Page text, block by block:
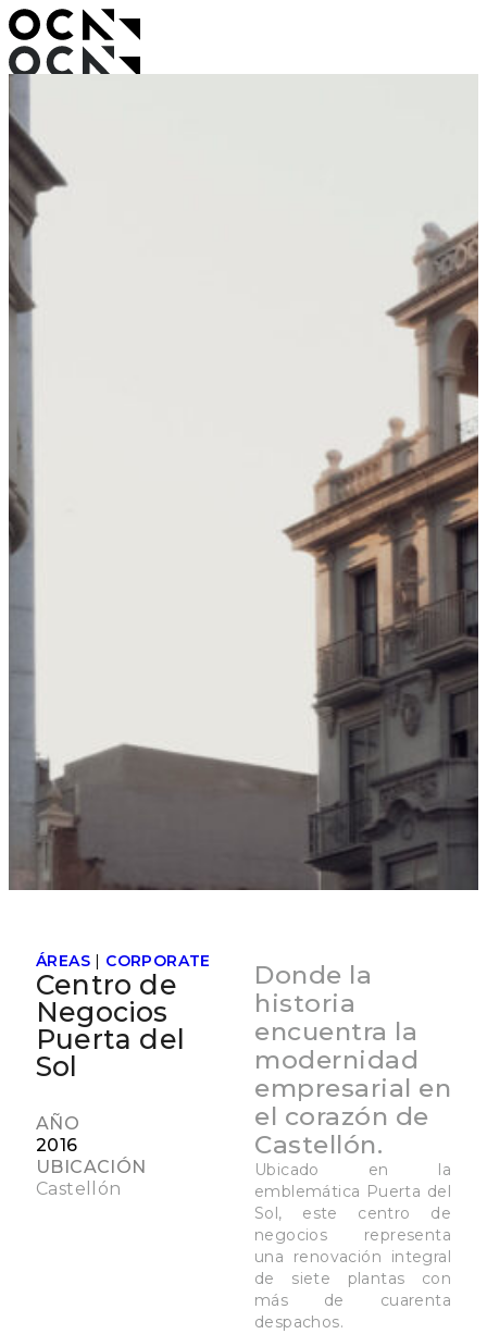
ÁREAS | CORPORATE
Centro de
Negocios
Puerta del
Sol
AÑO
2016
UBICACIÓN
Castellón
Donde la
historia
encuentra la
modernidad
empresarial en
el corazón de
Castellón.
Ubicado en la
emblemática Puerta del
Sol, este centro de
negocios representa
una renovación integral
de siete plantas con
más de cuarenta
despachos.